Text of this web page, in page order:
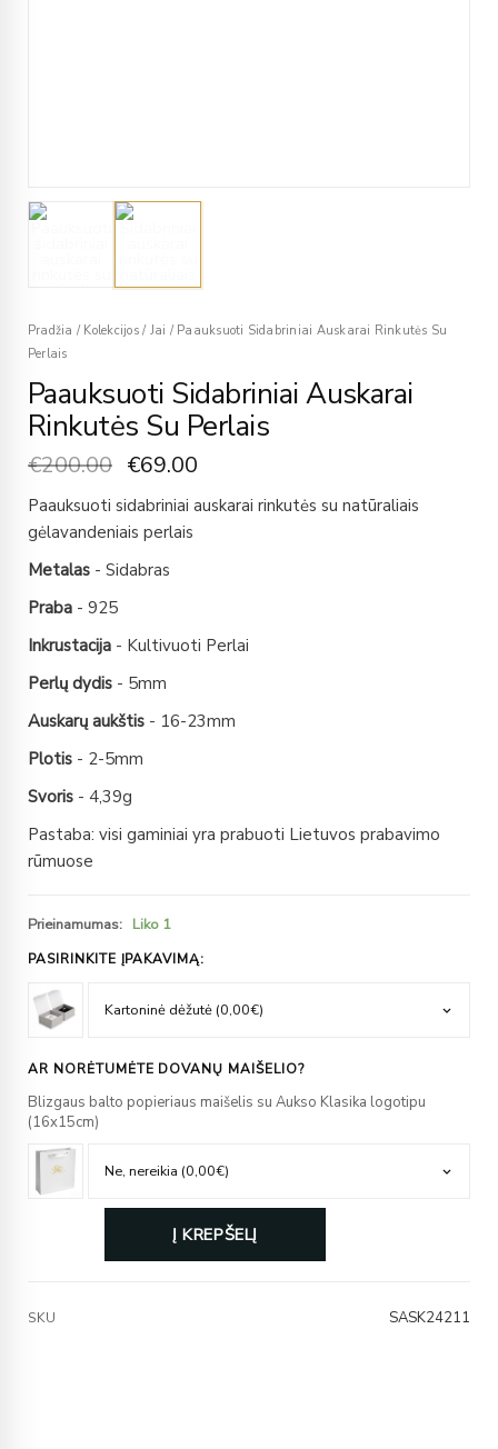
Pradžia / Kolekcijos / Jai /Paauksuoti Sidabriniai Auskarai Rinkutės Su
Perlais
Paauksuoti Sidabriniai Auskarai
Rinkutės Su Perlais
€200.00 €69.00
Paauksuoti sidabriniai auskarai rinkutės su natūraliais
gėlavandeniais perlais
Metalas - Sidabras
Praba - 925
Inkrustacija - Kultivuoti Perlai
Perlų dydis - 5mm
Auskarų aukštis - 16-23mm
Plotis - 2-5mm
Svoris - 4,39g
Pastaba: visi gaminiai yra prabuoti Lietuvos prabavimo
rūmuose
Prieinamumas: Liko 1
PASIRINKITE ĮPAKAVIMĄ:
AR NORĖTUMĖTE DOVANŲ MAIŠELIO?
Blizgaus balto popieriaus maišelis su Aukso Klasika logotipu
(16x15cm)
Į KREPŠELĮ
SKU SASK24211